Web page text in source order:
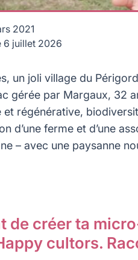
2021
6 juillet 2026
un joli village du
gérée par Margaux, 32
et régénérative,
d’une ferme et d’une
– avec une paysanne
de créer ta
cultors.